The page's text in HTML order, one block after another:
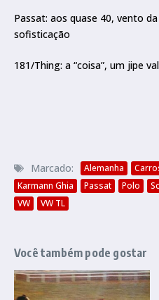
Passat: aos quase 40, vento
sofisticação
181/Thing: a “coisa”, um jipe
Marcado: Alemanha
Karmann Ghia
Passat Polo
VW
VW TL
Você também pode gostar